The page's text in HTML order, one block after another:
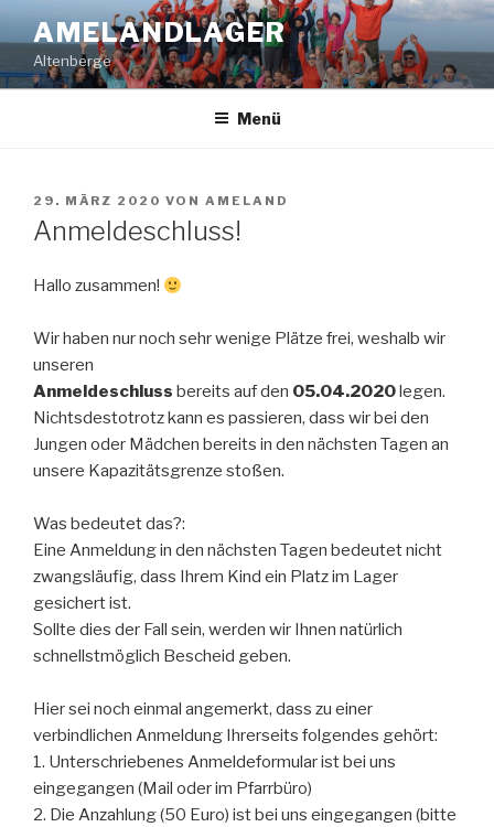
Inhalt
springen
AMELANDLAGER
Altenberge
Menü
VERÖFFENTLICHT
AM
29. MÄRZ 2020 VON AMELAND
Anmeldeschluss!
Hallo zusammen!
Wir haben nur noch sehr wenige Plätze frei, weshalb wir
unseren
Anmeldeschluss bereits auf den 05.04.2020legen.
Nichtsdestotrotz kann es passieren, dass wir bei den
Jungen oder Mädchen bereits in den nächsten Tagen an
unsere Kapazitätsgrenze stoßen.
Was bedeutet das?:
Eine Anmeldung in den nächsten Tagen bedeutet nicht
zwangsläufig, dass Ihrem Kind ein Platz im Lager
gesichert ist.
Sollte dies der Fall sein, werden wir Ihnen natürlich
schnellstmöglich Bescheid geben.
Hier sei noch einmal angemerkt, dass zu einer
verbindlichen Anmeldung Ihrerseits folgendes gehört:
1. Unterschriebenes Anmeldeformular ist bei uns
eingegangen (Mail oder im Pfarrbüro)
2. Die Anzahlung (50 Euro) ist bei uns eingegangen (bitte